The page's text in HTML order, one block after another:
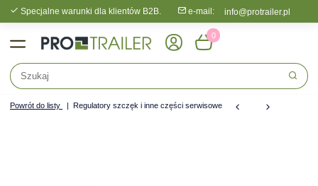
Specjalne warunki dla klientów B2B. e-mail: info@protrailer.pl
0
Powrót do listy Regulatory szczęk i inne części serwisowe